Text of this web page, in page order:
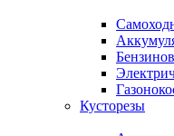
Кусторезы